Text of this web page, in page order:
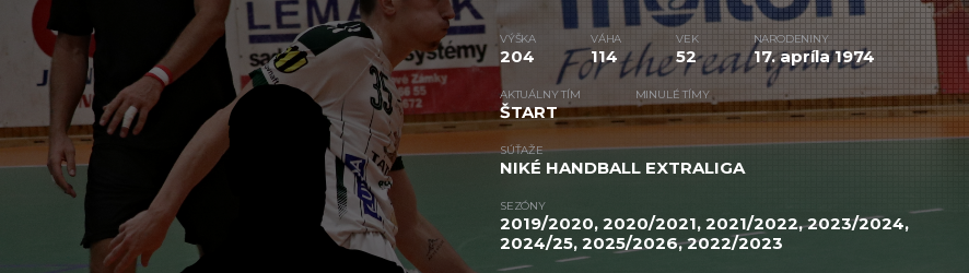
VÝŠKA
204
VÁHA
114
VEK
52
NARODENINY
17. apríla 1974
AKTUÁLNY TÍM
ŠTART
MINULÉ TÍMY
SÚŤAŽE
NIKÉ HANDBALL EXTRALIGA
SEZÓNY
2019/2020, 2020/2021, 2021/2022, 2023/2024,
2024/25, 2025/2026, 2022/2023